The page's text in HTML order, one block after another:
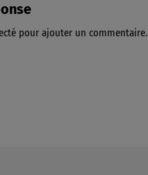
pour ajouter un commentaire.